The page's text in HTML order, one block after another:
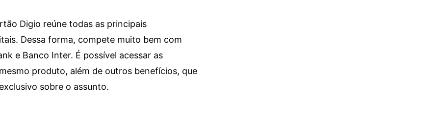
Digio reúne todas as principais
Dessa forma, compete muito bem com
e Banco Inter. É possível acessar as
produto, além de outros benefícios, que
sobre o assunto.